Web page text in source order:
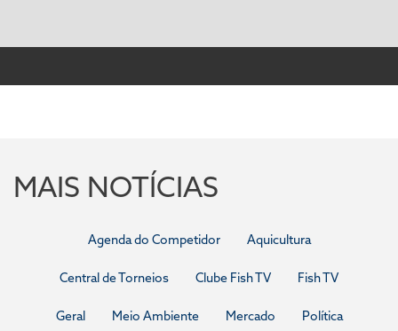
MAIS NOTÍCIAS
Agenda do Competidor Aquicultura
Central de Torneios Clube Fish TV Fish TV
Geral Meio Ambiente Mercado Política